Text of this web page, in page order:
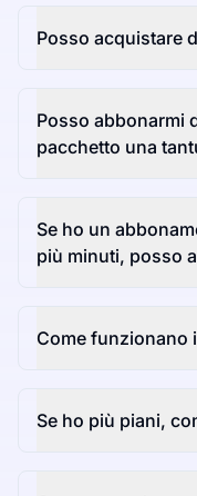
Posso acquistare
Posso abbonarmi
pacchetto una
Se ho un
più minuti, posso
Come funzionano
Se ho più piani,